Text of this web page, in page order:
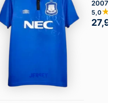
2007-
5,0
27,99